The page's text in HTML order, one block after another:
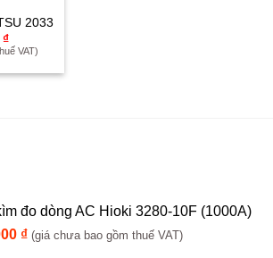
thích
2033
₫
VAT)
đo dòng AC Hioki 3280-10F (1000A)
₫ (giá chưa bao gồm thuế VAT)